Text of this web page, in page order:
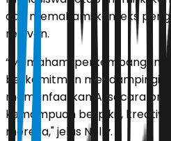
dan memahami konteks
relevan.
“Memahami perkembangan
berkomitmen mendampingi
memanfaatkan AI secara
kemampuan berpikir,
mereka," jelas Nelly.